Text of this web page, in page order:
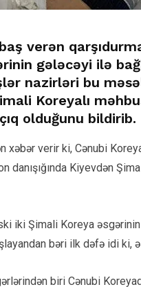
verən
gələcəyi ilə
nazirləri bu
Koreyalı
olduğunu bildirib.
xəbər verir ki, Cənubi
danışığında Kiyevdən
iki Şimali Koreya
bəri ilk dəfə idi
biri Cənubi